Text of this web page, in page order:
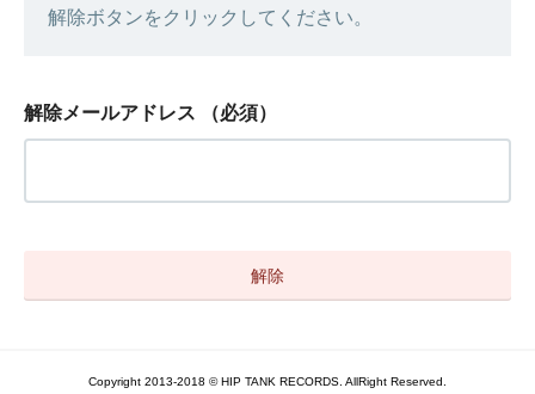
解除ボタンをクリックしてください。
解除メールアドレス （必須）
Copyright 2013-2018 © HIP TANK RECORDS. AllRight Reserved.